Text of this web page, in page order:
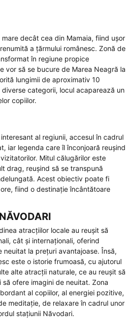
decât cea din Mamaia, fiind ușor
a țărmului românesc. Zonă de
în regiune propice
vor să se bucure de Marea Neagră la
lungimii de aproximativ 10
categorii, locul acaparează un
copiilor.
al regiunii, accesul în cadrul
iar legenda care îl înconjoară reușind
Mitul călugărilor este
drag, reușind să se transpună
Acest obiectiv poate fi
fiind o destinație încântătoare
atracțiilor locale au reușit să
cât și internaționali, oferind
la prețuri avantajoase. Însă,
este o istorie frumoasă, cu ajutorul
alte atracții naturale, ce au reușit să
ofere imagini de neuitat. Zona
al copiilor, al energiei pozitive,
meditație, de relaxare în cadrul unor
stațiunii Năvodari.